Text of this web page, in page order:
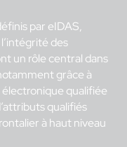
par eIDAS,
des
un rôle central dans
grâce à
électronique qualifiée
qualifiés
à haut niveau